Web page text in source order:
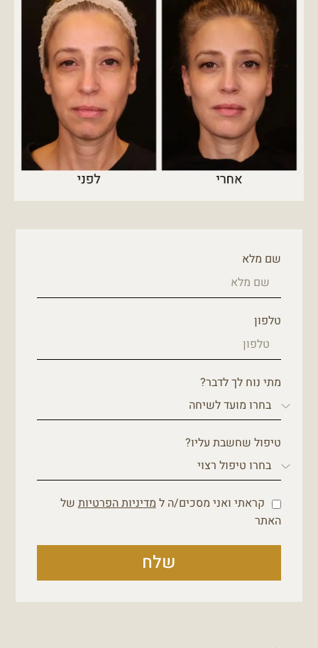
שם מלא
טלפון
מתי נוח לך לדבר?
טיפול שחשבת עליו?
קראתי ואני מסכים/ה למדיניות הפרטיותשל
האתר
שלח